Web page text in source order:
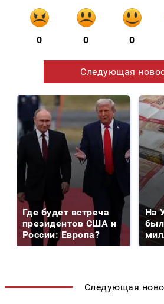
0 0 0
Следующая
Где будет встреча
президентов США и
России: Европа?
На
Следующая